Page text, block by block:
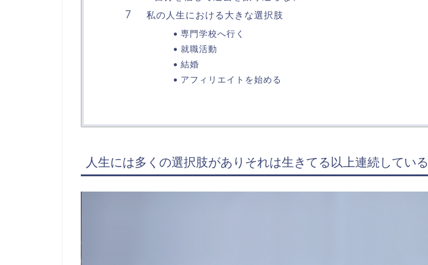
私の人生における大きな選択肢
専門学校へ行く
就職活動
結婚
アフィリエイトを始める
人生には多くの選択肢がありそれは生きてる以上連続している